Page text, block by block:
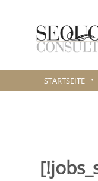
STARTSEITE